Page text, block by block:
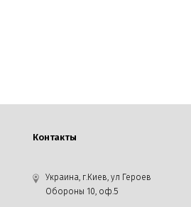
Контакты
Украина, г.Киев, ул Героев
Обороны 10, оф.5